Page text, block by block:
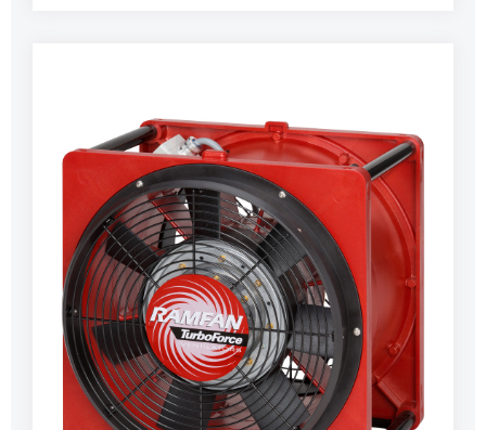
hitzebeständiges Lexan-
Polycarbonatgehäusevier Handgriffe an den
Gehäuseecken für einfachen Transportstapelbar,
somit sehr platzsparendinkl.
LuttenadapternLieferumfang:1 Stück EFC120
Lüfter2 Stück LuttenadapterDaten:Rotor Ø: 40
cmLuftleistung nach AMCA: 6.375 m³/hGeräusch (1
m): 86,1 dBMotor: 900 WAnschluss: 230
VAnschlusskabel: 1,5 m mit druckwasserdichtem
Stecker IP68 Anlaufstrom: 27 AStromaufnahme in
Betrieb: 5 AAbmessung H x B x T: 480 x 460 x 410
mmGewicht: 24.000 g